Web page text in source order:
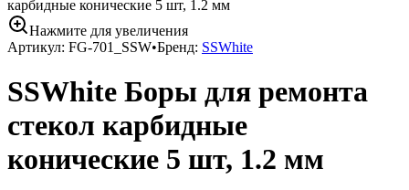
карбидные конические 5 шт, 1.2 мм
Нажмите для увеличения
Артикул: FG-701_SSW•Бренд: SSWhite
SSWhite Боры для ремонта
стекол карбидные
конические 5 шт, 1.2 мм